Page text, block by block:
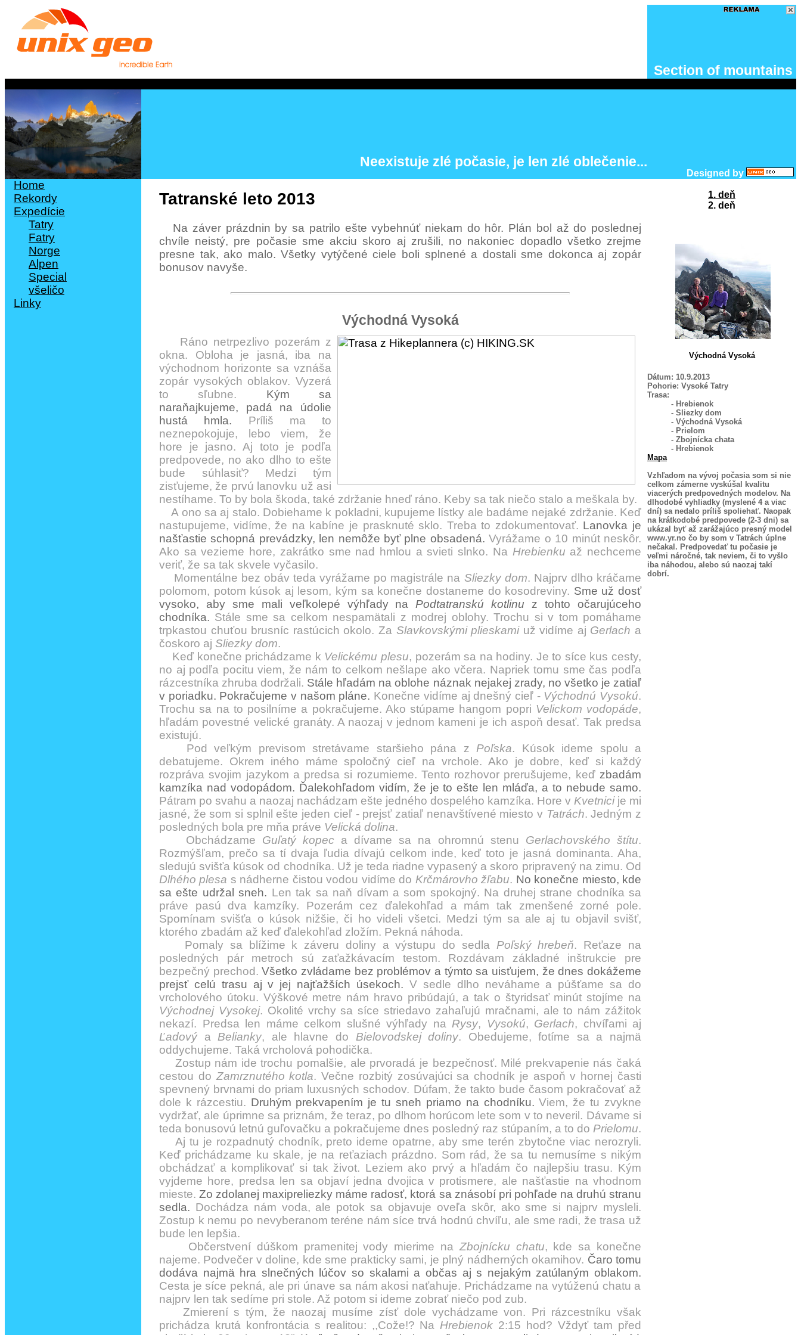
Section of mountains
Neexistuje zlé počasie, je len zlé oblečenie...
Designed by
Tatranské leto 2013
Na záver prázdnin by sa patrilo ešte vybehnúť niekam do hôr. Plán bol až do poslednej
chvíle neistý, pre počasie sme akciu skoro aj zrušili, no nakoniec dopadlo všetko zrejme
presne tak, ako malo. Všetky vytýčené ciele boli splnené a dostali sme dokonca aj zopár
bonusov navyše.
Východná Vysoká
Ráno netrpezlivo pozerám z
okna. Obloha je jasná, iba na
východnom horizonte sa vznáša
zopár vysokých oblakov. Vyzerá
to sľubne. Kým sa
naraňajkujeme, padá na údolie
hustá hmla. Príliš ma to
neznepokojuje, lebo viem, že
hore je jasno. Aj toto je podľa
predpovede, no ako dlho to ešte
bude súhlasiť? Medzi tým
zisťujeme, že prvú lanovku už asi
nestíhame. To by bola škoda, také zdržanie hneď ráno. Keby sa tak niečo stalo a meškala by.
A ono sa aj stalo. Dobiehame k pokladni, kupujeme lístky ale badáme nejaké zdržanie. Keď
nastupujeme, vidíme, že na kabíne je prasknuté sklo. Treba to zdokumentovať. Lanovka je
našťastie schopná prevádzky, len nemôže byť plne obsadená. Vyrážame o 10 minút neskôr.
Ako sa vezieme hore, zakrátko sme nad hmlou a svieti slnko. Na Hrebienku až nechceme
veriť, že sa tak skvele vyčasilo.
Momentálne bez obáv teda vyrážame po magistrále na Sliezky dom. Najprv dlho kráčame
polomom, potom kúsok aj lesom, kým sa konečne dostaneme do kosodreviny. Sme už dosť
vysoko, aby sme mali veľkolepé výhľady na Podtatranskú kotlinu z tohto očarujúceho
chodníka. Stále sme sa celkom nespamätali z modrej oblohy. Trochu si v tom pomáhame
trpkastou chuťou brusníc rastúcich okolo. Za Slavkovskými plieskamiuž vidíme aj Gerlach a
čoskoro aj Sliezky dom.
Keď konečne prichádzame k Velickému plesu, pozerám sa na hodiny. Je to síce kus cesty,
no aj podľa pocitu viem, že nám to celkom nešlape ako včera. Napriek tomu sme čas podľa
rázcestníka zhruba dodržali. Stále hľadám na oblohe náznak nejakej zrady, no všetko je zatiaľ
v poriadku. Pokračujeme v našom pláne. Konečne vidíme aj dnešný cieľ - Východnú Vysokú.
Trochu sa na to posilníme a pokračujeme. Ako stúpame hangom popri Velickom vodopáde,
hľadám povestné velické granáty. A naozaj v jednom kameni je ich aspoň desať. Tak predsa
existujú.
Pod veľkým previsom stretávame staršieho pána z Poľska. Kúsok ideme spolu a
debatujeme. Okrem iného máme spoločný cieľ na vrchole. Ako je dobre, keď si každý
rozpráva svojim jazykom a predsa si rozumieme. Tento rozhovor prerušujeme, keď zbadám
kamzíka nad vodopádom. Ďalekohľadom vidím, že je to ešte len mláďa, a to nebude samo.
Pátram po svahu a naozaj nachádzam ešte jedného dospelého kamzíka. Hore v Kvetnicije mi
jasné, že som si splnil ešte jeden cieľ - prejsť zatiaľ nenavštívené miesto v Tatrách. Jedným z
posledných bola pre mňa práve Velická dolina.
Obchádzame Guľatý kopec a dívame sa na ohromnú stenu Gerlachovského štítu.
Rozmýšľam, prečo sa tí dvaja ľudia dívajú celkom inde, keď toto je jasná dominanta. Aha,
sledujú svišťa kúsok od chodníka. Už je teda riadne vypasený a skoro pripravený na zimu. Od
Dlhého plesa s nádherne čistou vodou vidíme do Krčmárovho žľabu. No konečne miesto, kde
sa ešte udržal sneh. Len tak sa naň dívam a som spokojný. Na druhej strane chodníka sa
práve pasú dva kamzíky. Pozerám cez ďalekohľad a mám tak zmenšené zorné pole.
Spomínam svišťa o kúsok nižšie, či ho videli všetci. Medzi tým sa ale aj tu objavil svišť,
ktorého zbadám až keď ďalekohľad zložím. Pekná náhoda.
Pomaly sa blížime k záveru doliny a výstupu do sedla Poľský hrebeň. Reťaze na
posledných pár metroch sú zaťažkávacím testom. Rozdávam základné inštrukcie pre
bezpečný prechod.Všetko zvládame bez problémov a týmto sa uisťujem, že dnes dokážeme
prejsť celú trasu aj v jej najťažších úsekoch. V sedle dlho neváhame a púšťame sa do
vrcholového útoku. Výškové metre nám hravo pribúdajú, a tak o štyridsať minút stojíme na
Východnej Vysokej. Okolité vrchy sa síce striedavo zahaľujú mračnami, ale to nám zážitok
nekazí. Predsa len máme celkom slušné výhľady na Rysy, Vysokú, Gerlach, chvíľami aj
Ľadový a Belianky, ale hlavne do Bielovodskej doliny. Obedujeme, fotíme sa a najmä
oddychujeme. Taká vrcholová pohodička.
Zostup nám ide trochu pomalšie, ale prvoradá je bezpečnosť. Milé prekvapenie nás čaká
cestou do Zamrznutého kotla. Večne rozbitý zosúvajúci sa chodník je aspoň v hornej časti
spevnený brvnami do priam luxusných schodov. Dúfam, že takto bude časom pokračovať až
dole k rázcestiu. Druhým prekvapením je tu sneh priamo na chodníku. Viem, že tu zvykne
vydržať, ale úprimne sa priznám, že teraz, po dlhom horúcom lete som v to neveril. Dávame si
teda bonusovú letnú guľovačku a pokračujeme dnes posledný raz stúpaním, a to do Prielomu.
Aj tu je rozpadnutý chodník, preto ideme opatrne, aby sme terén zbytočne viac nerozryli.
Keď prichádzame ku skale, je na reťaziach prázdno. Som rád, že sa tu nemusíme s nikým
obchádzať a komplikovať si tak život. Leziem ako prvý a hľadám čo najlepšiu trasu. Kým
vyjdeme hore, predsa len sa objaví jedna dvojica v protismere, ale našťastie na vhodnom
mieste.Zo zdolanej maxipreliezky máme radosť, ktorá sa znásobí pri pohľade na druhú stranu
sedla. Dochádza nám voda, ale potok sa objavuje oveľa skôr, ako sme si najprv mysleli.
Zostup k nemu po nevyberanom teréne nám síce trvá hodnú chvíľu, ale sme radi, že trasa už
bude len lepšia.
Občerstvení dúškom pramenitej vody mierime na Zbojnícku chatu, kde sa konečne
najeme. Podvečer v doline, kde sme prakticky sami, je plný nádherných okamihov. Čaro tomu
dodáva najmä hra slnečných lúčov so skalami a občas aj s nejakým zatúlaným oblakom.
Cesta je síce pekná, ale pri únave sa nám akosi naťahuje. Prichádzame na vytúženú chatu a
najprv len tak sedíme pri stole. Až potom si ideme zobrať niečo pod zub.
Zmierení s tým, že naozaj musíme zísť dole vychádzame von. Pri rázcestníku však
prichádza krutá konfrontácia s realitou: ,,Cože!? Na Hrebienok 2:15 hod? Vždyť tam před
1. deň
2. deň
Východná Vysoká
Dátum: 10.9.2013
Pohorie: Vysoké Tatry
Trasa:
- Hrebienok
- Sliezky dom
- Východná Vysoká
- Prielom
- Zbojnícka chata
- Hrebienok
Mapa
Vzhľadom na vývoj počasia som si nie
celkom zámerne vyskúšal kvalitu
viacerých predpovedných modelov. Na
dlhodobé vyhliadky (myslené 4 a viac
dní) sa nedalo príliš spoliehať. Naopak
na krátkodobé predpovede (2-3 dni) sa
ukázal byť až zarážajúco presný model
www.yr.no čo by som v Tatrách úplne
nečakal. Predpovedať tu počasie je
veľmi náročné, tak neviem, či to vyšlo
iba náhodou, alebo sú naozaj takí
dobrí.